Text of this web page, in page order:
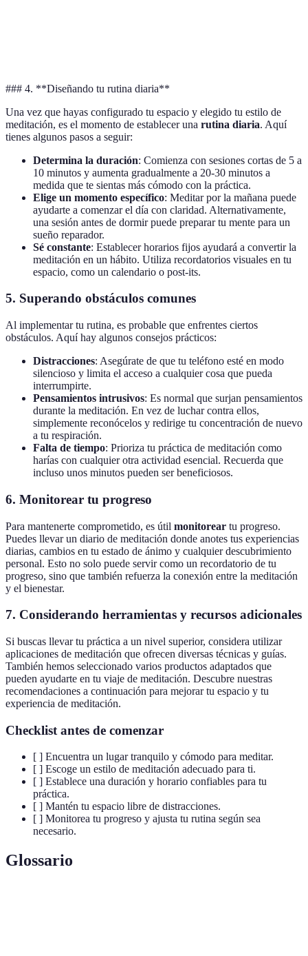
### 4. **Diseñando tu rutina diaria**
Una vez que hayas configurado tu espacio y elegido tu estilo de
meditación, es el momento de establecer una rutina diaria. Aquí
tienes algunos pasos a seguir:
Determina la duración: Comienza con sesiones cortas de 5 a
10 minutos y aumenta gradualmente a 20-30 minutos a
medida que te sientas más cómodo con la práctica.
Elige un momento específico: Meditar por la mañana puede
ayudarte a comenzar el día con claridad. Alternativamente,
una sesión antes de dormir puede preparar tu mente para un
sueño reparador.
Sé constante: Establecer horarios fijos ayudará a convertir la
meditación en un hábito. Utiliza recordatorios visuales en tu
espacio, como un calendario o post-its.
5. Superando obstáculos comunes
Al implementar tu rutina, es probable que enfrentes ciertos
obstáculos. Aquí hay algunos consejos prácticos:
Distracciones: Asegúrate de que tu teléfono esté en modo
silencioso y limita el acceso a cualquier cosa que pueda
interrumpirte.
Pensamientos intrusivos: Es normal que surjan pensamientos
durante la meditación. En vez de luchar contra ellos,
simplemente reconócelos y redirige tu concentración de nuevo
a tu respiración.
Falta de tiempo: Prioriza tu práctica de meditación como
harías con cualquier otra actividad esencial. Recuerda que
incluso unos minutos pueden ser beneficiosos.
6. Monitorear tu progreso
Para mantenerte comprometido, es útil monitorear tu progreso.
Puedes llevar un diario de meditación donde anotes tus experiencias
diarias, cambios en tu estado de ánimo y cualquier descubrimiento
personal. Esto no solo puede servir como un recordatorio de tu
progreso, sino que también refuerza la conexión entre la meditación
y el bienestar.
7. Considerando herramientas y recursos adicionales
Si buscas llevar tu práctica a un nivel superior, considera utilizar
aplicaciones de meditación que ofrecen diversas técnicas y guías.
También hemos seleccionado varios productos adaptados que
pueden ayudarte en tu viaje de meditación. Descubre nuestras
recomendaciones a continuación para mejorar tu espacio y tu
experiencia de meditación.
Checklist antes de comenzar
[ ] Encuentra un lugar tranquilo y cómodo para meditar.
[ ] Escoge un estilo de meditación adecuado para ti.
[ ] Establece una duración y horario confiables para tu
práctica.
[ ] Mantén tu espacio libre de distracciones.
[ ] Monitorea tu progreso y ajusta tu rutina según sea
necesario.
Glossario